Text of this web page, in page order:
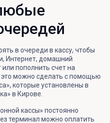
в очереди в кассу, чтобы
Интернет, домашний
пополнить счет на
это можно сделать с помощью
которые установлены в
в Кирове.
кассы» постоянно
терминал можно оплатить